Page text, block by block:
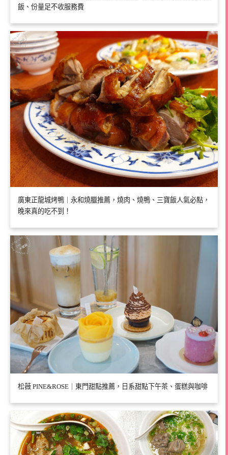
飯、份量足不收服務費
廣東正龍城烤鴨｜永和燒臘推薦，燒肉、燒鴨、三寶飯人氣必點，
晚來真的吃不到！
松薇 PINE&ROSE｜東門甜點推薦，日系甜點下午茶、蛋糕與咖啡